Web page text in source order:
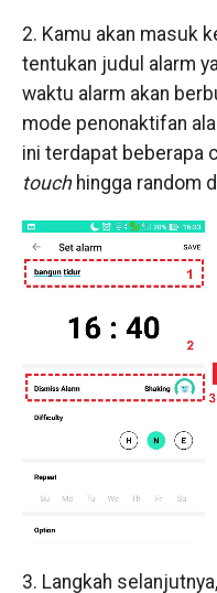
2. Kamu akan masuk
tentukan judul alarm
waktu alarm akan
mode penonaktifan
ini terdapat beberapa
touch hingga random
3. Langkah